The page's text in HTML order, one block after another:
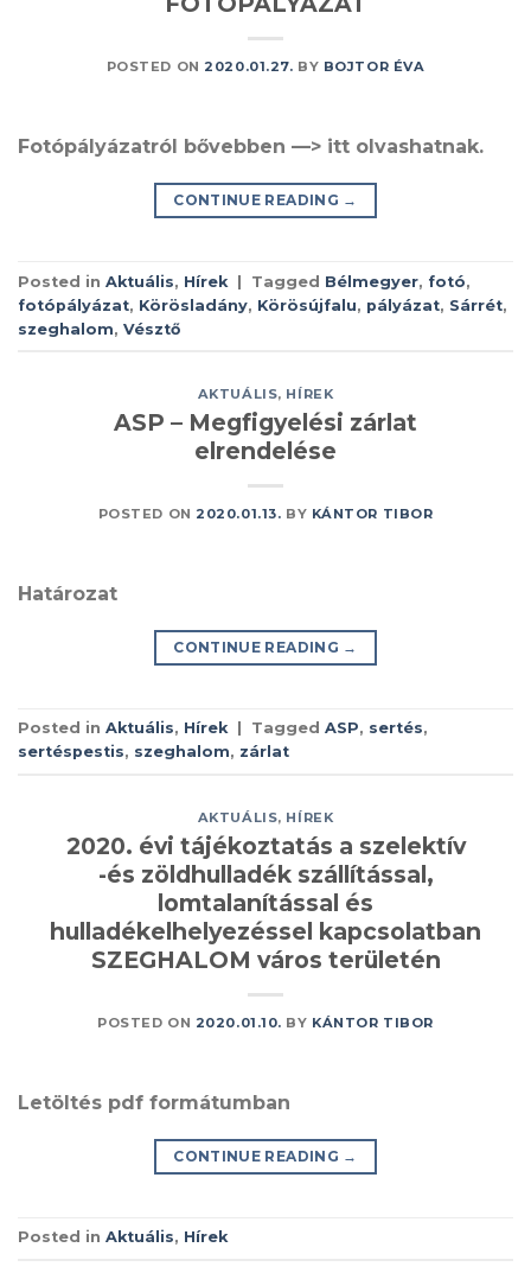
POSTED ON 2020.01.27. BY BOJTOR ÉVA
Fotópályázatról bővebben —> itt olvashatnak.
CONTINUE READING →
Posted in Aktuális, Hírek | Tagged Bélmegyer, fotó,
fotópályázat, Körösladány, Körösújfalu, pályázat, Sárrét,
szeghalom, Vésztő
AKTUÁLIS, HÍREK
ASP – Megfigyelési zárlat
elrendelése
POSTED ON 2020.01.13. BY KÁNTOR TIBOR
Határozat
CONTINUE READING →
Posted in Aktuális, Hírek Tagged ASP, sertés,
sertéspestis, szeghalom, zárlat
AKTUÁLIS, HÍREK
2020. évi tájékoztatás a szelektív
-és zöldhulladék szállítással,
lomtalanítással és
hulladékelhelyezéssel kapcsolatban
SZEGHALOM város területén
POSTED ON 2020.01.10. BY KÁNTOR TIBOR
Letöltés pdf formátumban
CONTINUE READING →
Posted in Aktuális, Hírek